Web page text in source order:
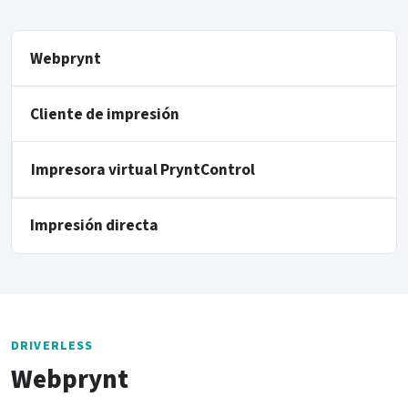
Webprynt
Cliente de impresión
Impresora virtual PryntControl
Impresión directa
DRIVERLESS
Webprynt